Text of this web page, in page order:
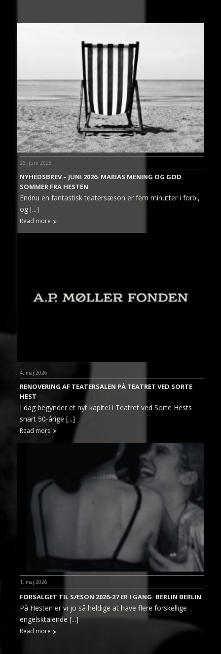
26. juni 2026
NYHEDSBREV – JUNI 2026: MARIAS MENING OG GOD
SOMMER FRA HESTEN
Endnu en fantastisk teatersæson er fem minutter i forbi,
og [...]
Read more
4. maj 2026
RENOVERING AF TEATERSALEN PÅ TEATRET VED SORTE
HEST
I dag begynder et nyt kapitel i Teatret ved Sorte Hests
snart 50-årige [...]
Read more
1. maj 2026
FORSALGET TIL SÆSON 2026-27 ER I GANG: BERLIN BERLIN
På Hesten er vi jo så heldige at have flere forskellige
engelsktalende [...]
Read more